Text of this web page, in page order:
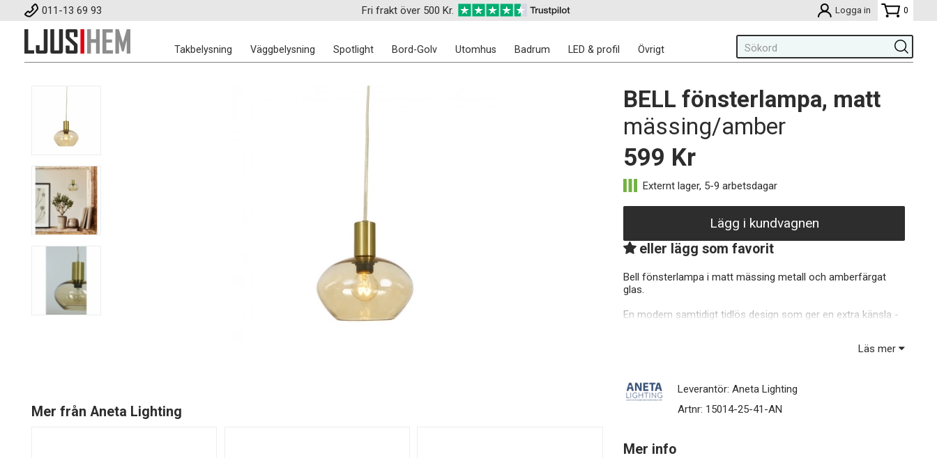
011-13 69 93 Fri frakt över 500 Kr. Logga in 0
Takbelysning Väggbelysning Spotlight Bord-Golv Utomhus Badrum LED & profil Övrigt
Mer från Aneta Lighting
BELL fönsterlampa, matt
mässing/amber
599 Kr
Lägg i kundvagnen
eller lägg som favorit
Bell fönsterlampa i matt mässing metall och amberfärgat
glas.
En modern samtidigt tidlös design som ger en extra känsla -
Ljuskälla ingår ej - Max 30W E14.
Läs mer
Leverantör:Aneta Lighting
Artnr: 15014-25-41-AN
Mer info